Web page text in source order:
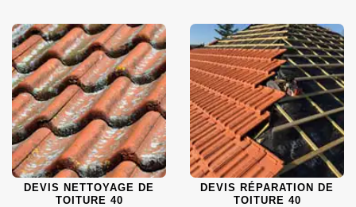
DEVIS NETTOYAGE DE
TOITURE 40
DEVIS RÉPARATION DE
TOITURE 40